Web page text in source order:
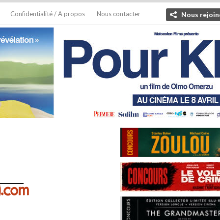
Confidentialité / A propos Nous contacter Nous